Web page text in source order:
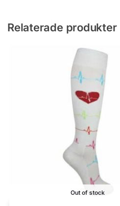
Relaterade produkter
Out of stock